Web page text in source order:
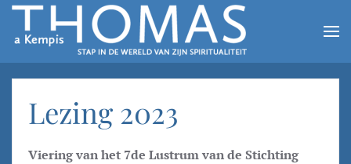
Skip to main content
Lezing 2023
Viering van het 7de Lustrum van de Stichting